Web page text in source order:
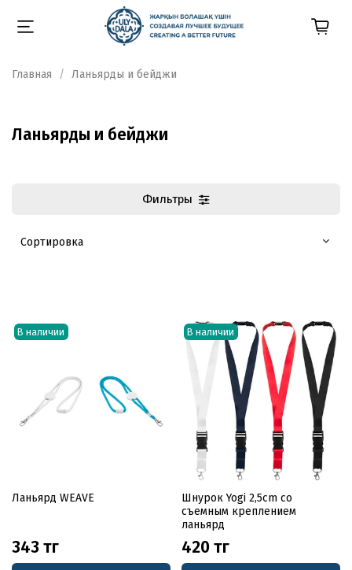
Главная Ланьярды и бейджи
Ланьярды и бейджи
Фильтры
В наличии
Ланьярд WEAVE
343 тг
В наличии
Шнурок Yogi 2,5cm со
съемным креплением
ланьярд
420 тг